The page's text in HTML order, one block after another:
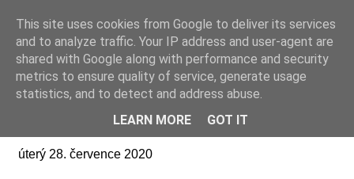
Online casino CZ
úterý 28. července 2020
This site uses cookies from Google to deliver its services
and to analyze traffic. Your IP address and user-agent are
shared with Google along with performance and security
metrics to ensure quality of service, generate usage
statistics, and to detect and address abuse.
LEARN MORE
GOT IT